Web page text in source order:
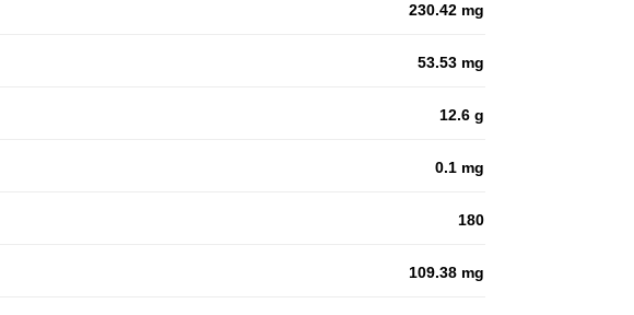
230.42 mg
53.53 mg
12.6 g
0.1 mg
180
109.38 mg